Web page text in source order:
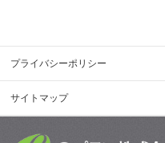
プライバシーポリシー
サイトマップ